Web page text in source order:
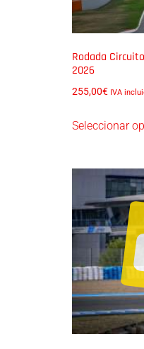
Rodada
2026
255,00€ IVA
Seleccionar